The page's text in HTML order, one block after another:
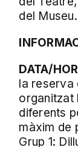
del Museu.
DATA/
la reserva
organitzat
diferents
màxim de
Grup 1: